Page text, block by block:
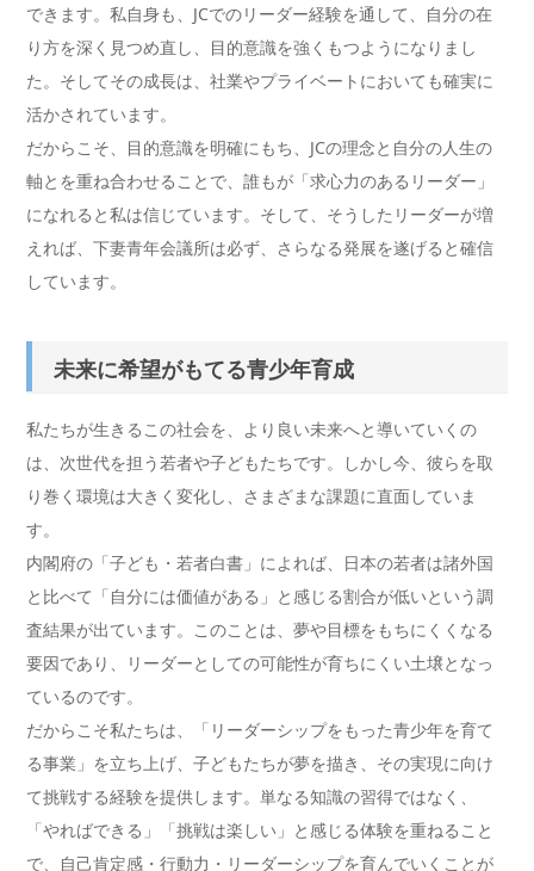
できます。私自身も、JCでのリーダー経験を通して、自分の在
り方を深く見つめ直し、目的意識を強くもつようになりまし
た。そしてその成長は、社業やプライベートにおいても確実に
活かされています。
だからこそ、目的意識を明確にもち、JCの理念と自分の人生の
軸とを重ね合わせることで、誰もが「求心力のあるリーダー」
になれると私は信じています。そして、そうしたリーダーが増
えれば、下妻青年会議所は必ず、さらなる発展を遂げると確信
しています。
未来に希望がもてる青少年育成
私たちが生きるこの社会を、より良い未来へと導いていくの
は、次世代を担う若者や子どもたちです。しかし今、彼らを取
り巻く環境は大きく変化し、さまざまな課題に直面していま
す。
内閣府の「子ども・若者白書」によれば、日本の若者は諸外国
と比べて「自分には価値がある」と感じる割合が低いという調
査結果が出ています。このことは、夢や目標をもちにくくなる
要因であり、リーダーとしての可能性が育ちにくい土壌となっ
ているのです。
だからこそ私たちは、「リーダーシップをもった青少年を育て
る事業」を立ち上げ、子どもたちが夢を描き、その実現に向け
て挑戦する経験を提供します。単なる知識の習得ではなく、
「やればできる」「挑戦は楽しい」と感じる体験を重ねること
で、自己肯定感・行動力・リーダーシップを育んでいくことが